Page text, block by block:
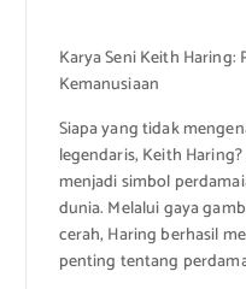
Karya Seni Keith Haring:
Kemanusiaan
Siapa yang tidak
legendaris, Keith
menjadi simbol
dunia. Melalui gaya
cerah, Haring berhasil
penting tentang